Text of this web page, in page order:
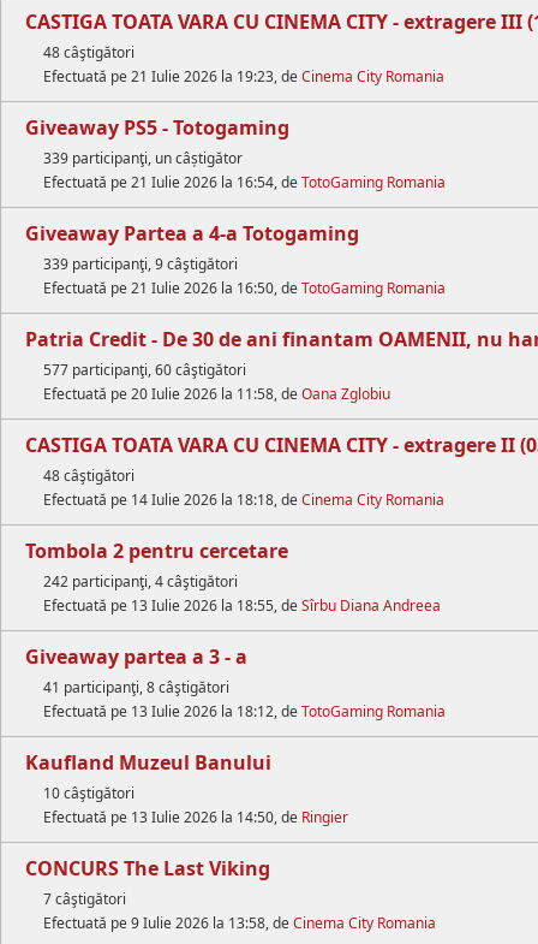
CASTIGA TOATA VARA CU CINEMA CITY - extragere III
48 câştigători
Efectuată pe 21 Iulie 2026 la 19:23, deCinema City Romania
Giveaway PS5 - Totogaming
339 participanţi, un câștigător
Efectuată pe 21 Iulie 2026 la 16:54, deTotoGaming Romania
Giveaway Partea a 4-a Totogaming
339 participanţi, 9 câştigători
Efectuată pe 21 Iulie 2026 la 16:50, deTotoGaming Romania
Patria Credit - De 30 de ani finantam OAMENII, nu
577 participanţi, 60 câştigători
Efectuată pe 20 Iulie 2026 la 11:58, deOana Zglobiu
CASTIGA TOATA VARA CU CINEMA CITY - extragere II
48 câştigători
Efectuată pe 14 Iulie 2026 la 18:18, deCinema City Romania
Tombola 2 pentru cercetare
242 participanţi, 4 câştigători
Efectuată pe 13 Iulie 2026 la 18:55, deSîrbu Diana Andreea
Giveaway partea a 3 - a
41 participanţi, 8 câştigători
Efectuată pe 13 Iulie 2026 la 18:12, deTotoGaming Romania
Kaufland Muzeul Banului
10 câştigători
Efectuată pe 13 Iulie 2026 la 14:50, de Ringier
CONCURS The Last Viking
7 câştigători
Efectuată pe 9 Iulie 2026 la 13:58, deCinema City Romania